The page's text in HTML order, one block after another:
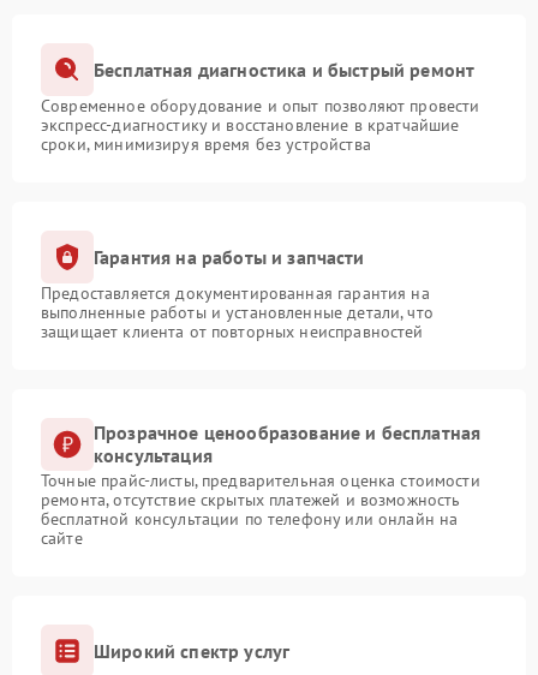
Бесплатная диагностика и быстрый ремонт
Современное оборудование и опыт позволяют провести
экспресс-диагностику и восстановление в кратчайшие
сроки, минимизируя время без устройства
Гарантия на работы и запчасти
Предоставляется документированная гарантия на
выполненные работы и установленные детали, что
защищает клиента от повторных неисправностей
Прозрачное ценообразование и бесплатная
консультация
Точные прайс-листы, предварительная оценка стоимости
ремонта, отсутствие скрытых платежей и возможность
бесплатной консультации по телефону или онлайн на
сайте
Широкий спектр услуг